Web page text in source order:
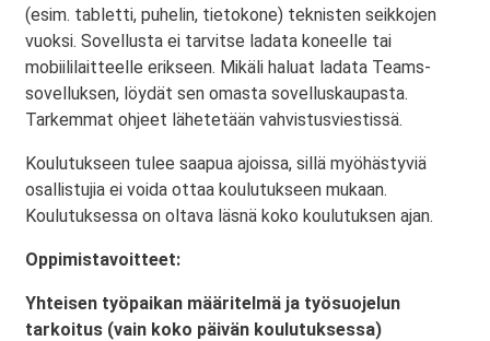
(esim. tabletti, puhelin, tietokone) teknisten seikkojen
vuoksi. Sovellusta ei tarvitse ladata koneelle tai
mobiililaitteelle erikseen. Mikäli haluat ladata Teams-
sovelluksen, löydät sen omasta sovelluskaupasta.
Tarkemmat ohjeet lähetetään vahvistusviestissä.
Koulutukseen tulee saapua ajoissa, sillä myöhästyviä
osallistujia ei voida ottaa koulutukseen mukaan.
Koulutuksessa on oltava läsnä koko koulutuksen ajan.
Oppimistavoitteet:
Yhteisen työpaikan määritelmä ja työsuojelun
tarkoitus (vain koko päivän koulutuksessa)